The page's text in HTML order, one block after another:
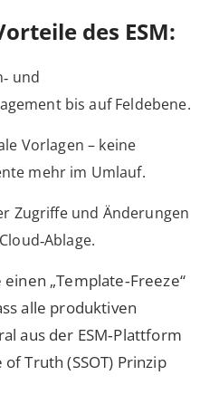
des ESM:
und
bis auf Feldebene.
Vorlagen – keine
mehr im Umlauf.
Zugriffe und Änderungen
einen „Template‑Freeze“
alle produktiven
aus der ESM‑Plattform
Truth (SSOT) Prinzip